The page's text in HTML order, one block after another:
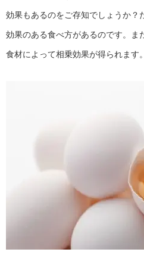
効果もあるのをご存知でしょうか？
効果のある食べ方があるのです。ま
食材によって相乗効果が得られます。